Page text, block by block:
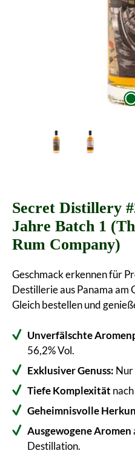
Secret Distillery
Jahre Batch 1
Rum Company)
Geschmack erkennen für
Destillerie aus Panama am
Gleich bestellen und
Unverfälschte
56,2% Vol.
Exklusiver Genuss: Nur
Tiefe Komplexität
Geheimnisvolle
Ausgewogene Aromen
Destillation.